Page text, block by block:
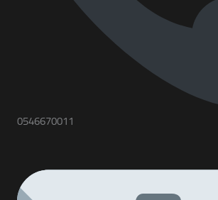
0546670011